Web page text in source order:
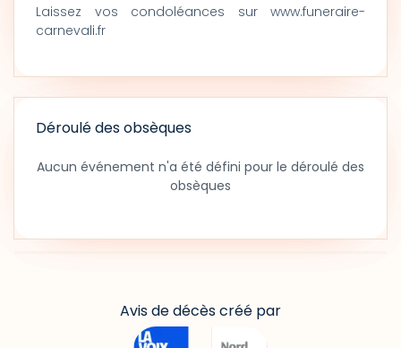
Laissez vos condoléances sur www.funeraire-
carnevali.fr
Déroulé des obsèques
Aucun événement n'a été défini pour le déroulé des
obsèques
Avis de décès créé par